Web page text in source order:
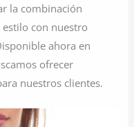
la combinación
con nuestro
ahora en
ofrecer
nuestros clientes.